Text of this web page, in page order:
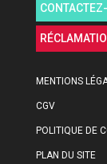
MENTIONS
CGV
POLITIQUE DE
PLAN DU SITE